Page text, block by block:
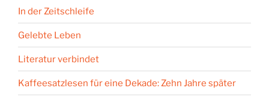
In der Zeitschleife
Gelebte Leben
Literatur verbindet
Kaffeesatzlesen für eine Dekade: Zehn Jahre später